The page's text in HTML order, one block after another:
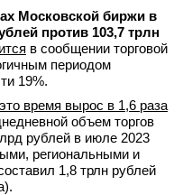
Московской биржи в
против 103,7 трлн
в сообщении торговой
периодом
19%.
время вырос в 1,6 раза
объем торгов
рублей в июле 2023
региональными и
1,8 трлн рублей